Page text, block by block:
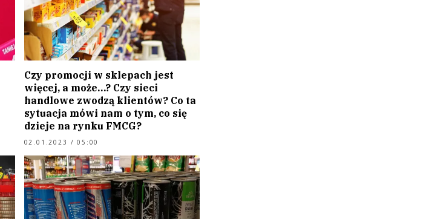
Czy promocji w sklepach jest
więcej, a może…? Czy sieci
handlowe zwodzą klientów? Co ta
sytuacja mówi nam o tym, co się
dzieje na rynku FMCG?
02.01.2023 / 05:00